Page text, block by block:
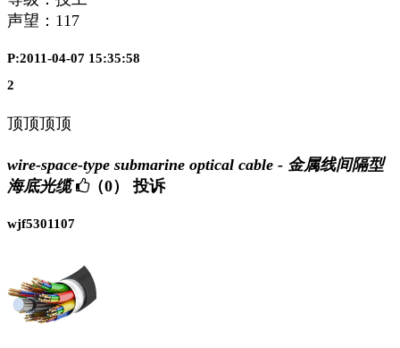
声望： 117
P:2011-04-07 15:35:58
2
顶顶顶顶
wire-space-type submarine optical cable - 金属线间隔型
海底光缆
（0） 投诉
wjf5301107